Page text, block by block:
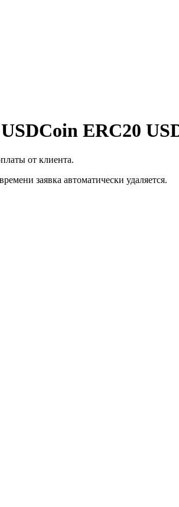
ERC20
от клиента.
заявка автоматически удаляется.